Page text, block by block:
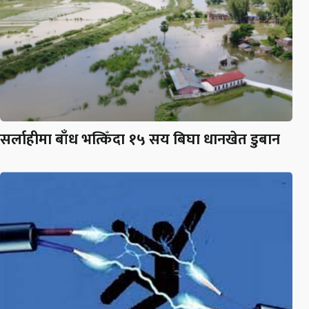
सर्लाहीमा बाँध भत्किँदा १५ सय बिघा धानखेत डुबान